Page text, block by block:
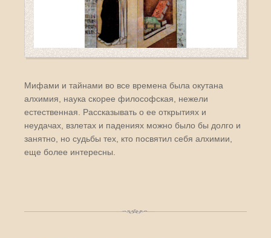
Мифами и тайнами во все времена была окутана
алхимия, наука скорее философская, нежели
естественная. Рассказывать о ее открытиях и
неудачах, взлетах и падениях можно было бы долго и
занятно, но судьбы тех, кто посвятил себя алхимии,
еще более интересны.